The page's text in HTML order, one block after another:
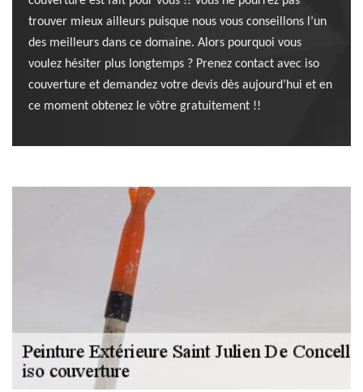
trouver mieux ailleurs puisque nous vous conseillons l’un
des meilleurs dans ce domaine. Alors pourquoi vous
voulez hésiter plus longtemps ? Prenez contact avec iso
couverture et demandez votre devis dès aujourd’hui et en
ce moment obtenez le vôtre gratuitement !!